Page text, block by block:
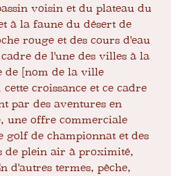
voisin et du plateau du
à la faune du désert de
rouge et des cours d'eau
de l'une des villes à la
de [nom de la ville
croissance et ce cadre
par des aventures en
une offre commerciale
golf de championnat et des
de plein air à proximité,
d'autres termes, pêche,